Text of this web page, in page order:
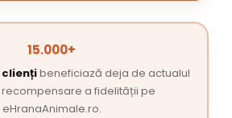
15.000+
cliențibeneficiază deja de actualul
a fidelității pe
eHranaAnimale.ro.